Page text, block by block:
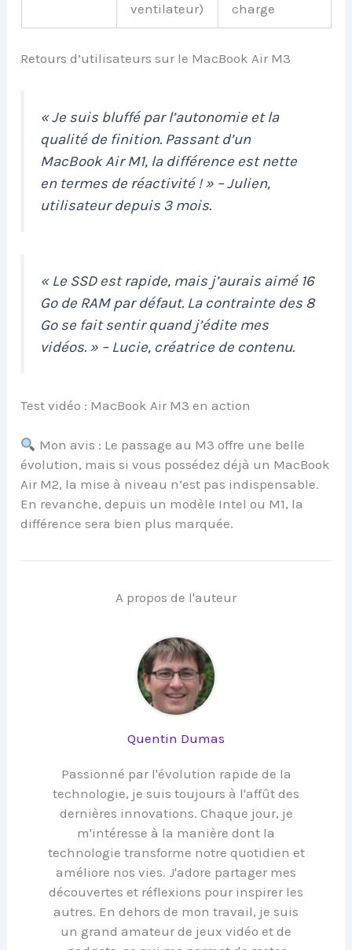
ventilateur)
charge
Retours d’utilisateurs sur le MacBook Air M3
« Je suis bluffé par l’autonomie et la
qualité de finition. Passant d’un
MacBook Air M1, la différence est nette
en termes de réactivité ! » – Julien,
utilisateur depuis 3 mois.
« Le SSD est rapide, mais j’aurais aimé 16
Go de RAM par défaut. La contrainte des 8
Go se fait sentir quand j’édite mes
vidéos. » – Lucie, créatrice de contenu.
Test vidéo : MacBook Air M3 en action
Mon avis : Le passage au M3 offre une belle
évolution, mais si vous possédez déjà un MacBook
Air M2, la mise à niveau n’est pas indispensable.
En revanche, depuis un modèle Intel ou M1, la
différence sera bien plus marquée.
A propos de l'auteur
Quentin Dumas
Passionné par l'évolution rapide de la
technologie, je suis toujours à l'affût des
dernières innovations. Chaque jour, je
m'intéresse à la manière dont la
technologie transforme notre quotidien et
améliore nos vies. J'adore partager mes
découvertes et réflexions pour inspirer les
autres. En dehors de mon travail, je suis
un grand amateur de jeux vidéo et de